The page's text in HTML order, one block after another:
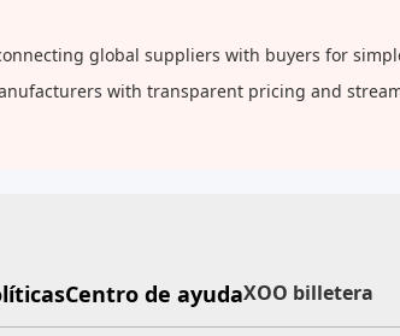
global suppliers with buyers for
with transparent pricing and
Centro de ayudaXOO billetera